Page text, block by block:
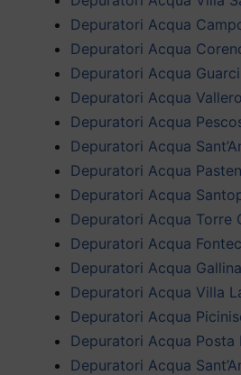
Depuratori Acqua
Depuratori Acqua
Depuratori Acqua
Depuratori Acqua
Depuratori Acqua
Depuratori Acqua
Depuratori Acqua
Depuratori Acqua
Depuratori Acqua Torre
Depuratori Acqua
Depuratori Acqua
Depuratori Acqua Villa
Depuratori Acqua
Depuratori Acqua Posta
Depuratori Acqua